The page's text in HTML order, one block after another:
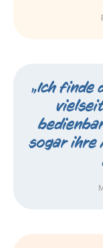
„Ich finde
sogar